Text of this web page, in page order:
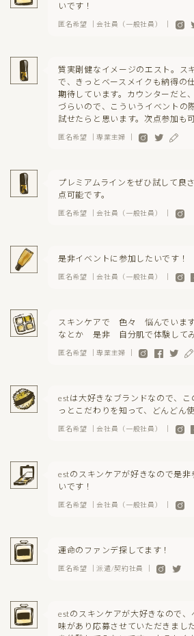
いです！
匿名希望 ｜会社員（一般社員） ｜
質実剛健なイメージのエスト。ス
で、きっとベースメイクも納得の
期待しています。カウンターだと
づらいので、こういうイベントの
試せたらと思います。次点参加も
匿名希望 ｜専業主婦 ｜
プレミアムラインをぜひ試して良
点可能です。
匿名希望 ｜会社員（一般社員） ｜
是非イベントに参加したいです！
匿名希望 ｜会社員（一般社員） ｜
スキンケアで 色々 悩んでいま
なとか 是非 自分肌で体験して
匿名希望 ｜専業主婦 ｜
estは大好きなブランドなので、こ
っとこだわりを知って、どんどん
匿名希望 ｜会社員（一般社員） ｜
estのスキンケアが好きなので是非
いです！
匿名希望 ｜会社員（一般社員） ｜
運命のファンデ探してます！
匿名希望 ｜派遣/契約社員 ｜
estのスキンケアが大好きなので、
味があり応募させていただきまし